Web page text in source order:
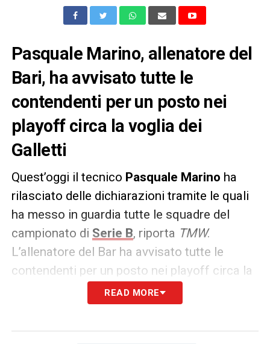
Pasquale Marino, allenatore del
Bari, ha avvisato tutte le
contendenti per un posto nei
playoff circa la voglia dei
Galletti
Quest’oggi il tecnico Pasquale Marino ha
rilasciato delle dichiarazioni tramite le quali
ha messo in guardia tutte le squadre del
campionato di Serie B, riporta TMW.
L’allenatore del Bar ha avvisato tutte le
contendenti per un posto nei playoff circa la
voglia dei Galletti. Le sue parole:
READ MORE